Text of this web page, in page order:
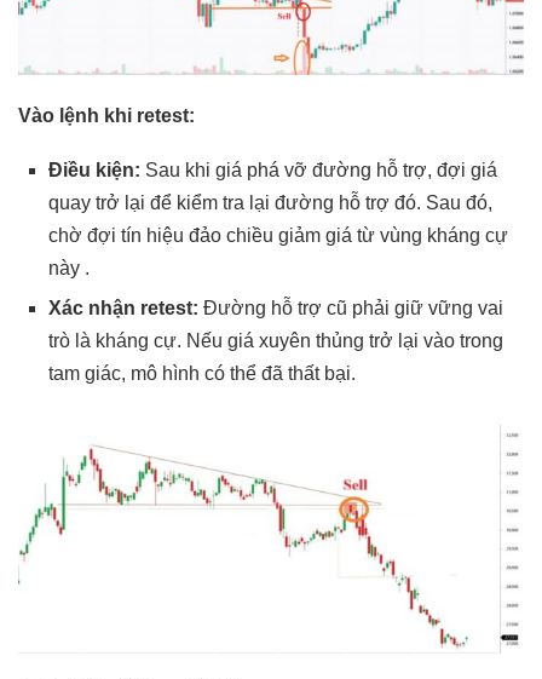
Vào lệnh khi retest:
Điều kiện: Sau khi giá phá vỡ đường hỗ trợ, đợi giá
quay trở lại để kiểm tra lại đường hỗ trợ đó. Sau đó,
chờ đợi tín hiệu đảo chiều giảm giá từ vùng kháng cự
này .
Xác nhận retest: Đường hỗ trợ cũ phải giữ vững vai
trò là kháng cự. Nếu giá xuyên thủng trở lại vào trong
tam giác, mô hình có thể đã thất bại.